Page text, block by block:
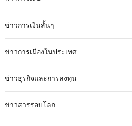
ข่าวการเงินสั้นๆ
ข่าวการเมืองในประเทศ
ข่าวธุรกิจและการลงทุน
ข่าวสารรอบโลก